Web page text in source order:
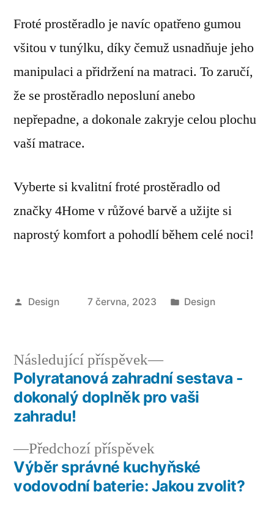
Froté prostěradlo je navíc opatřeno gumou
všitou v tunýlku, díky čemuž usnadňuje jeho
manipulaci a přidržení na matraci. To zaručí,
že se prostěradlo neposluní anebo
nepřepadne, a dokonale zakryje celou plochu
vaší matrace.
Vyberte si kvalitní froté prostěradlo od
značky 4Home v růžové barvě a užijte si
naprostý komfort a pohodlí během celé noci!
Autor
Design 7 června, 2023
Publikováno
Design
Navigace
pro
příspěvek
Předchozí příspěvekPředchozí
příspěvek:
Výběr správné kuchyňské
vodovodní baterie: Jakou zvolit?
Následující příspěvek
Následující
příspěvek:
Polyratanová zahradní sestava -
dokonalý doplněk pro vaši
zahradu!